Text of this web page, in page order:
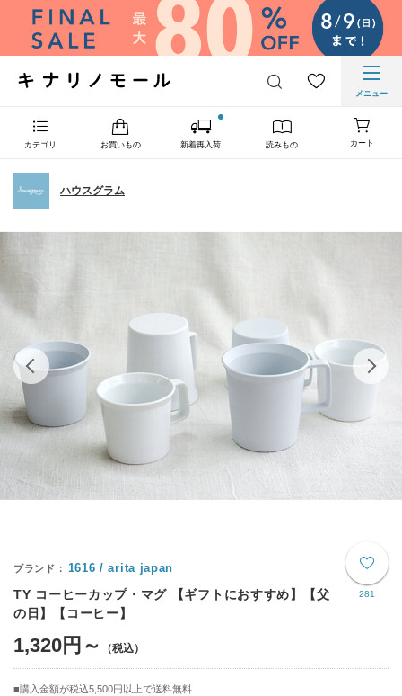
メニュー
カテゴリ お買いもの 新着再入荷 読みもの カート
ハウスグラム
281
1616 / arita japan
TY コーヒーカップ・マグ 【ギフトにおすすめ】【父
の日】【コーヒー】
1,320円～
購入金額が税込5,500円以上で送料無料